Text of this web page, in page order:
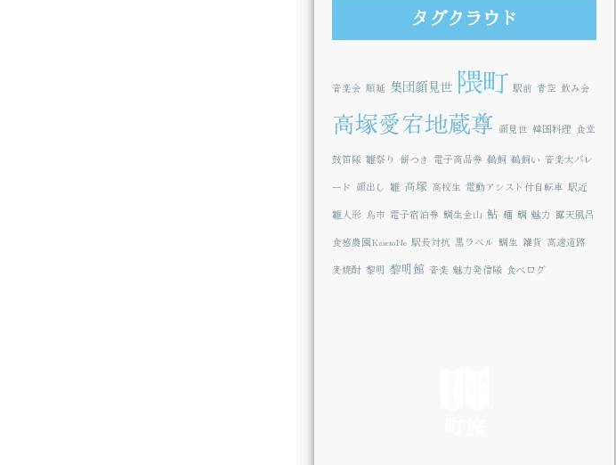
タグクラウド
音楽会 順延 集団顔見世 隈町 駅前 青空 飲み会
高塚愛宕地蔵尊 顔見世 韓国料理 食堂
鼓笛隊 雛祭り 餅つき 電子商品券 鵜飼 鵜飼い 音楽大パレ
ード 顔出し 雛 高塚 高校生 電動アシスト付自転車 駅近
雛人形 鳥市 電子宿泊券 鯛生金山 鮎 麺 鯛 魅力 露天風呂
食感農園KazetoNe 駅長対抗 黒ラベル 鯛生 雑貨 高速道路
麦焼酎 黎明 黎明館 音楽 魅力発信隊 食べログ